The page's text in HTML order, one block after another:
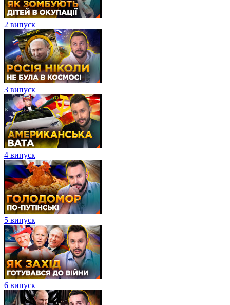
2 випуск
3 випуск
4 випуск
5 випуск
6 випуск